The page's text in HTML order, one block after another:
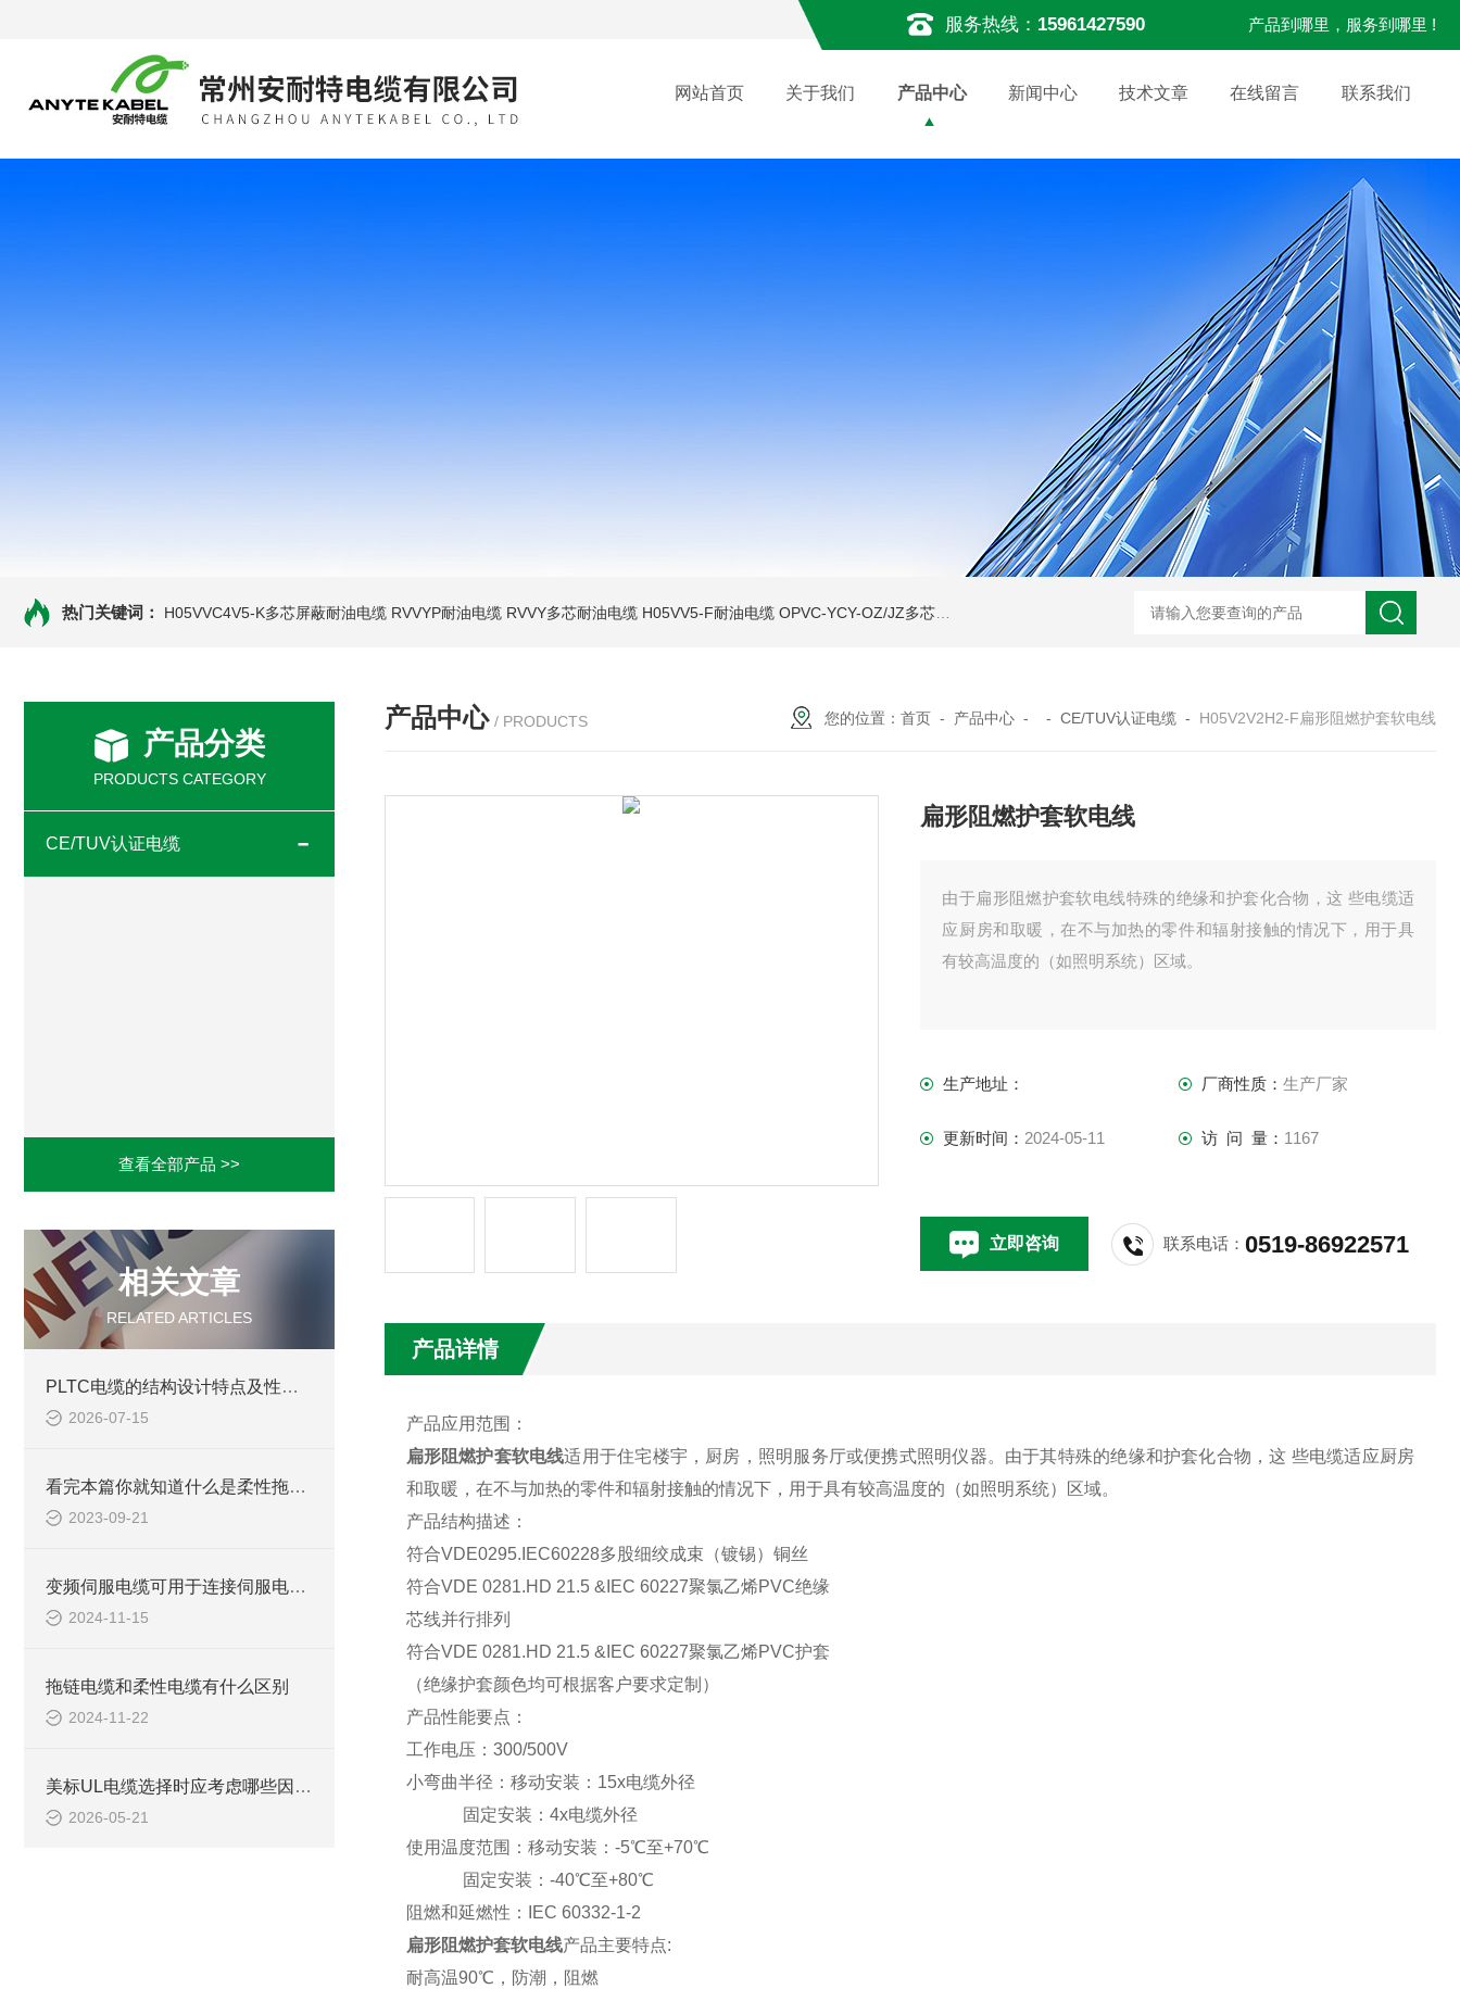
服务热线： 15961427590 产品到哪里，服务到哪里 !
网站首页 关于我们 产品中心 新闻中心 技术文章 在线留言 联系我们
热门关键词： H05VVC4V5-K多芯屏蔽耐油电缆 RVVYP耐油电缆 RVVY多芯耐油电缆 H05VV5-F耐油电缆 OPVC-YCY-OZ/JZ多芯双护套屏蔽耐油电缆 OPVC-CY-OZ/JZ多芯屏蔽耐油电缆 OPVC-OZ/JZ耐油电
产品分类
PRODUCTS CATEGORY
CE/TUV认证电缆
查看全部产品 >>
相关文章
RELATED ARTICLES
PLTC电缆的结构设计特点及性能优势体现
2026-07-15
看完本篇你就知道什么是柔性拖链电缆了
2023-09-21
变频伺服电缆可用于连接伺服电动机，实现精确的运动控制
2024-11-15
拖链电缆和柔性电缆有什么区别
2024-11-22
美标UL电缆选择时应考虑哪些因素？
2026-05-21
产品中心 / PRODUCTS 您的位置： 首页 - 产品中心 - - CE/TUV认证电缆 - H05V2V2H2-F扁形阻燃护套软电线
扁形阻燃护套软电线
由于扁形阻燃护套软电线特殊的绝缘和护套化合物，这 些电缆适
应厨房和取暖，在不与加热的零件和辐射接触的情况下，用于具
有较高温度的（如照明系统）区域。
生产地址： 厂商性质： 生产厂家
更新时间： 2024-05-11 访 问 量： 1167
立即咨询 联系电话：0519-86922571
产品详情
产品应用范围：
扁形阻燃护套软电线适用于住宅楼宇，厨房，照明服务厅或便携式照明仪器。由于其特殊的绝缘和护套化合物，这 些电缆适应厨房
和取暖，在不与加热的零件和辐射接触的情况下，用于具有较高温度的（如照明系统）区域。
产品结构描述：
符合VDE0295.IEC60228多股细绞成束 （镀锡）铜丝
符合VDE 0281.HD 21.5 &IEC 60227聚氯乙烯PVC绝缘
芯线并行排列
符合VDE 0281.HD 21.5 &IEC 60227聚氯乙烯PVC护套
（绝缘护套颜色均可根据客户要求定制）
产品性能要点：
工作电压： 300/500V
小弯曲半径：移动安装： 15x电缆外径
固定安装： 4x电缆外径
使用温度范围：移动安装： -5℃至+70℃
固定安装： -40℃至+80℃
阻燃和延燃性：
IEC 60332-1-2
扁形阻燃护套软电线产品主要特点:
耐高温90℃，防潮，阻燃